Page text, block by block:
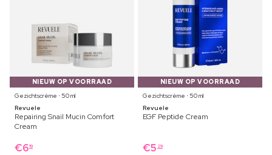
NIEUW OP VOORRAAD
Gezichtscrème ⋅ 50 ml
Revuele
Repairing Snail Mucin Comfort
Cream
€619
NIEUW OP VOORRAAD
Gezichtscrème ⋅ 50 ml
Revuele
EGF Peptide Cream
€5 29